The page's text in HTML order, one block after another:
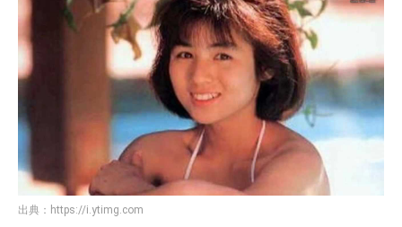
出典： https://i.ytimg.com